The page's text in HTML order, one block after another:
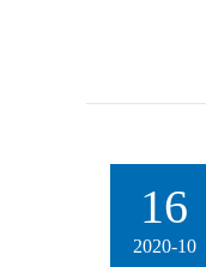
16
2020-10